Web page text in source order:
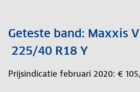
Geteste band: Maxxis
225/40 R18 Y
Prijsindicatie februari 2020: €